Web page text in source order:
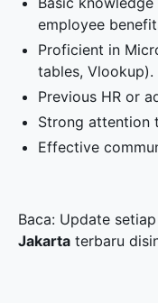
employee
Proficient in
tables, Vlookup).
Previous HR or
Strong attention
Effective
Baca: Update
Jakarta terbaru